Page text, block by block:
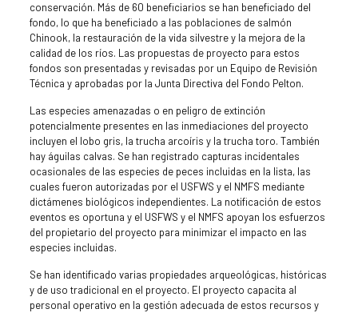
conservación. Más de 60 beneficiarios se han beneficiado del
fondo, lo que ha beneficiado a las poblaciones de salmón
Chinook, la restauración de la vida silvestre y la mejora de la
calidad de los ríos. Las propuestas de proyecto para estos
fondos son presentadas y revisadas por un Equipo de Revisión
Técnica y aprobadas por la Junta Directiva del Fondo Pelton.
Las especies amenazadas o en peligro de extinción
potencialmente presentes en las inmediaciones del proyecto
incluyen el lobo gris, la trucha arcoíris y la trucha toro. También
hay águilas calvas. Se han registrado capturas incidentales
ocasionales de las especies de peces incluidas en la lista, las
cuales fueron autorizadas por el USFWS y el NMFS mediante
dictámenes biológicos independientes. La notificación de estos
eventos es oportuna y el USFWS y el NMFS apoyan los esfuerzos
del propietario del proyecto para minimizar el impacto en las
especies incluidas.
Se han identificado varias propiedades arqueológicas, históricas
y de uso tradicional en el proyecto. El proyecto capacita al
personal operativo en la gestión adecuada de estos recursos y